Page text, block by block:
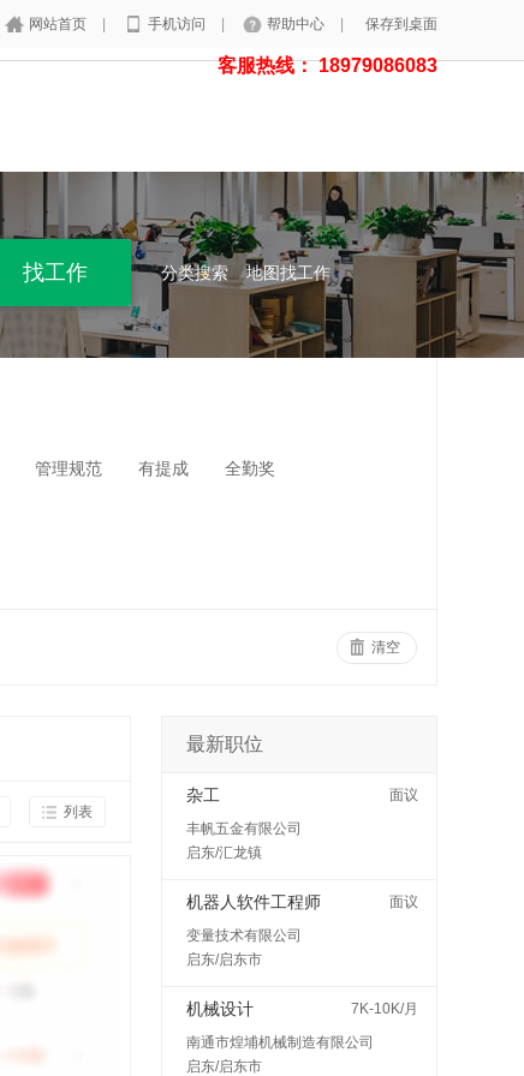
网站首页 手机访问 帮助中心 保存到桌面
客服热线： 18979086083
分类搜索 地图找工作
管理规范 有提成 全勤奖
清空
列表
最新职位
杂工
面议
丰帆五金有限公司
启东/汇龙镇
机器人软件工程师
面议
变量技术有限公司
启东/启东市
机械设计
7K-10K/月
南通市煌埔机械制造有限公司
启东/启东市